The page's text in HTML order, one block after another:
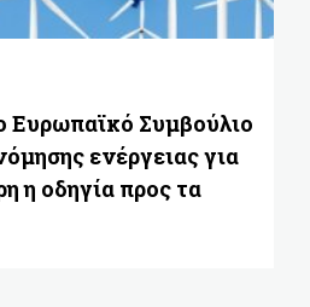
Ευρωπαϊκό Συμβούλιο
ενέργειας για
η οδηγία προς τα